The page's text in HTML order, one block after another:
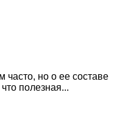
часто, но о ее составе
полезная...